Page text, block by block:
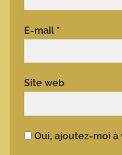
E-mail *
Site web
Oui, ajoutez-moi